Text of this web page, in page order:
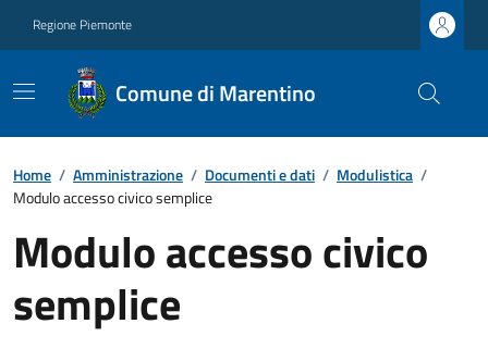
Regione Piemonte
Comune di Marentino
Home / Amministrazione / Documenti e dati / Modulistica /
Modulo accesso civico semplice
Modulo accesso civico
semplice